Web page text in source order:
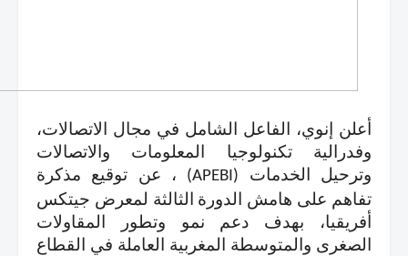
أعلن إنوي، الفاعل الشامل في مجال الاتصالات،
وفدرالية تكنولوجيا المعلومات والاتصالات
وترحيل الخدمات (APEBI) ، عن توقيع مذكرة
تفاهم على هامش الدورة الثالثة لمعرض جيتكس
أفريقيا، بهدف دعم نمو وتطور المقاولات
الصغرى والمتوسطة المغربية العاملة في القطاع